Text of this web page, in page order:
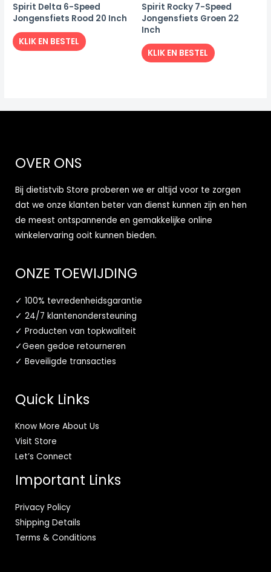
Spirit Delta 6-Speed
Jongensfiets Rood 20 Inch
KLIK EN BESTEL
Spirit Rocky 7-Speed
Jongensfiets Groen 22
Inch
KLIK EN BESTEL
OVER ONS
Bij dietistvib Store proberen we er altijd voor te zorgen
dat we onze klanten beter van dienst kunnen zijn en hen
de meest ontspannende en gemakkelijke online
winkelervaring ooit kunnen bieden.
ONZE TOEWIJDING
✓ 100% tevredenheidsgarantie
✓ 24/7 klantenondersteuning
✓ Producten van topkwaliteit
✓Geen gedoe retourneren
✓ Beveiligde transacties
Quick Links
Know More About Us
Visit Store
Let’s Connect
Important Links
Privacy Policy
Shipping Details
Terms & Conditions